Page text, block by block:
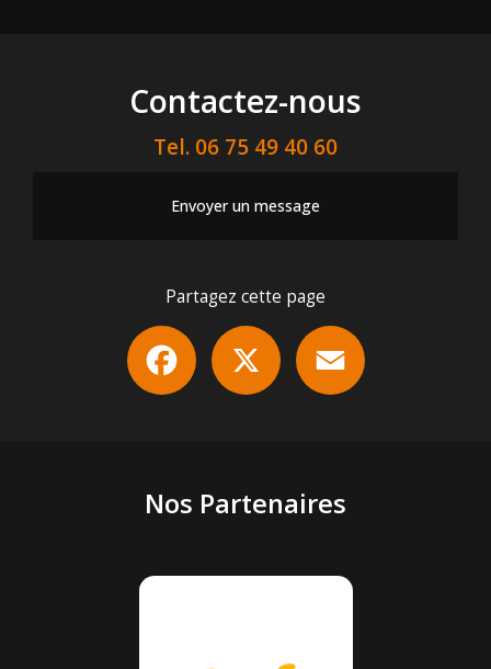
Contactez-nous
Tel. 06 75 49 40 60
Envoyer un message
Partagez cette page
Facebook
Nos Partenaires